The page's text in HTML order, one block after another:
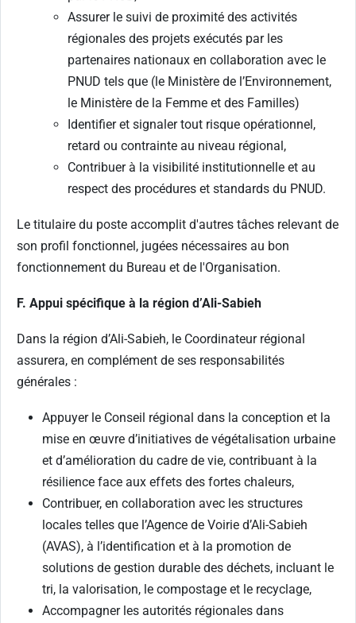
Assurer le suivi de proximité des activités
régionales des projets exécutés par les
partenaires nationaux en collaboration avec le
PNUD tels que (le Ministère de l’Environnement,
le Ministère de la Femme et des Familles)
Identifier et signaler tout risque opérationnel,
retard ou contrainte au niveau régional,
Contribuer à la visibilité institutionnelle et au
respect des procédures et standards du PNUD.
Le titulaire du poste accomplit d'autres tâches relevant de
son profil fonctionnel, jugées nécessaires au bon
fonctionnement du Bureau et de l'Organisation.
F. Appui spécifique à la région d’Ali-Sabieh
Dans la région d’Ali-Sabieh, le Coordinateur régional
assurera, en complément de ses responsabilités
générales :
Appuyer le Conseil régional dans la conception et la
mise en œuvre d’initiatives de végétalisation urbaine
et d’amélioration du cadre de vie, contribuant à la
résilience face aux effets des fortes chaleurs,
Contribuer, en collaboration avec les structures
locales telles que l’Agence de Voirie d’Ali-Sabieh
(AVAS), à l’identification et à la promotion de
solutions de gestion durable des déchets, incluant le
tri, la valorisation, le compostage et le recyclage,
Accompagner les autorités régionales dans